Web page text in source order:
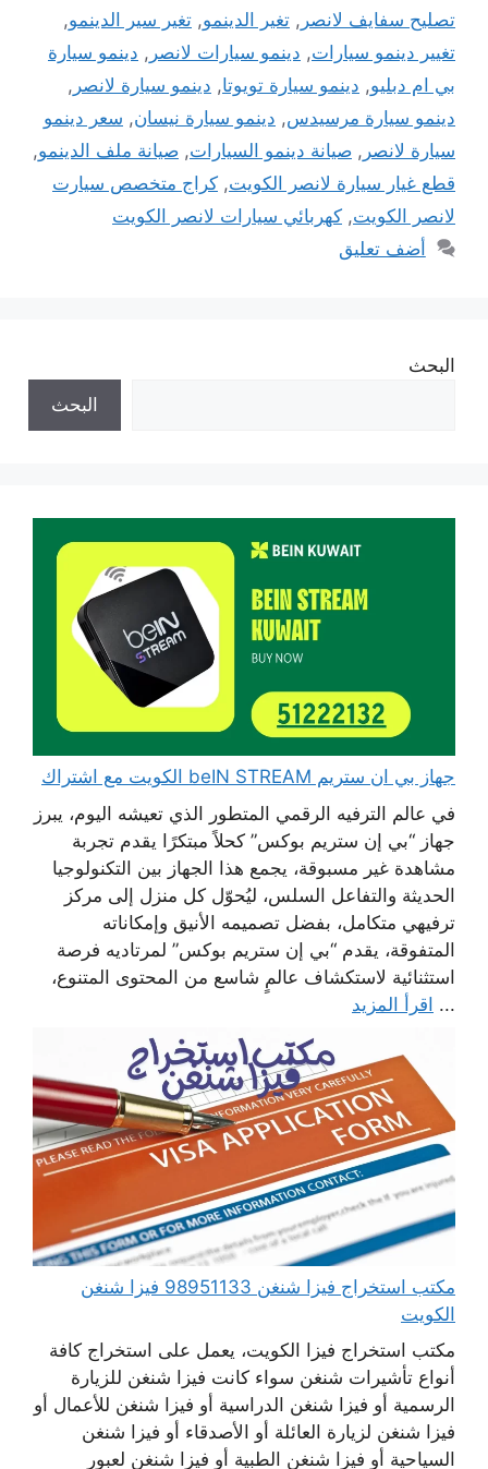
تصليح سفايف لانصر , تغير الدينمو, تغير سير الدينمو,
تغيير دينمو سيارات, دينمو سيارات لانصر , دينمو سيارة
بي ام دبليو, دينمو سيارة تويوتا, دينمو سيارة لانصر ,
دينمو سيارة مرسيدس, دينمو سيارة نيسان, سعر دينمو
سيارة لانصر , صيانة دينمو السيارات, صيانة ملف الدينمو,
قطع غيار سيارة لانصر الكويت, كراج متخصص سيارت
لانصر الكويت, كهربائي سيارات لانصر الكويت
أضف تعليق
البحث
البحث
جهاز بي ان ستريم beIN STREAM الكويت مع اشتراك
في عالم الترفيه الرقمي المتطور الذي تعيشه اليوم، يبرز
جهاز “بي إن ستريم بوكس” كحلاً مبتكرًا يقدم تجربة
مشاهدة غير مسبوقة، يجمع هذا الجهاز بين التكنولوجيا
الحديثة والتفاعل السلس، ليُحوّل كل منزل إلى مركز
ترفيهي متكامل، بفضل تصميمه الأنيق وإمكاناته
المتفوقة، يقدم “بي إن ستريم بوكس” لمرتاديه فرصة
استثنائية لاستكشاف عالمٍ شاسع من المحتوى المتنوع،
... اقرأ المزيد
مكتب استخراج فيزا شنغن 98951133 فيزا شنغن
الكويت
مكتب استخراج فيزا الكويت، يعمل على استخراج كافة
أنواع تأشيرات شنغن سواء كانت فيزا شنغن للزيارة
الرسمية أو فيزا شنغن الدراسية أو فيزا شنغن للأعمال أو
فيزا شنغن لزيارة العائلة أو الأصدقاء أو فيزا شنغن
السياحية أو فيزا شنغن الطبية أو فيزا شنغن لعبور